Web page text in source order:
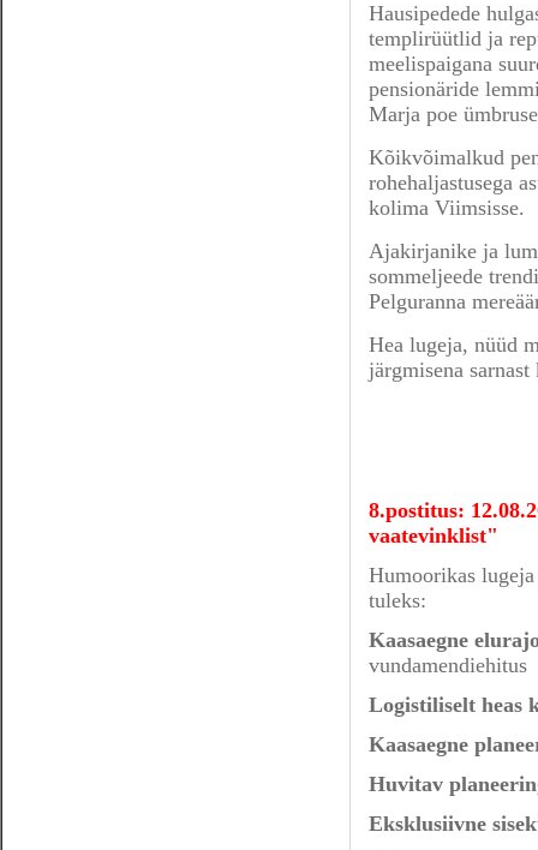
Hausipedede
templirüütlid ja
meelispaigana
pensionäride
Marja poe
Kõikvõimalkud
rohehaljastusega
kolima Viimsisse.
Ajakirjanike ja
sommeljeede
Pelguranna
Hea lugeja, nüüd
järgmisena
8.postitus:
vaatevinklist"
Humoorikas lugeja
tuleks:
Kaasaegne
vundamendiehitus
Logistiliselt heas
Kaasaegne
Huvitav
Eksklusiivne